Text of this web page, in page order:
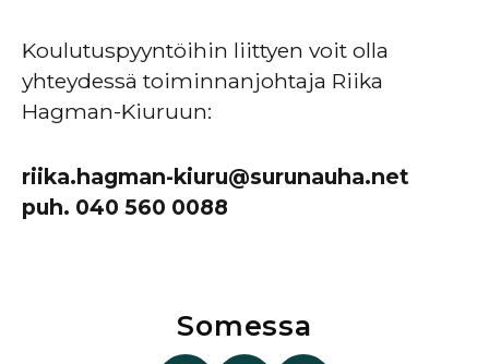
Koulutuspyyntöihin liittyen voit olla
yhteydessä toiminnanjohtaja Riika
Hagman-Kiuruun:
riika.hagman-kiuru@surunauha.net
puh. 040 560 0088
Somessa